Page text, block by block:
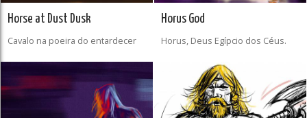
Horse at Dust Dusk
Cavalo na poeira do entardecer
Horus God
Horus, Deus Egípcio dos Céus.